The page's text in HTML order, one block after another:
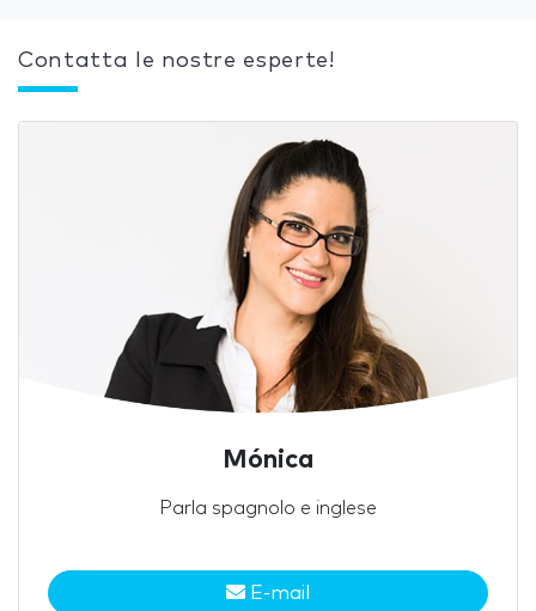
Contatta le nostre esperte!
Mónica
Parla spagnolo e inglese
E-mail